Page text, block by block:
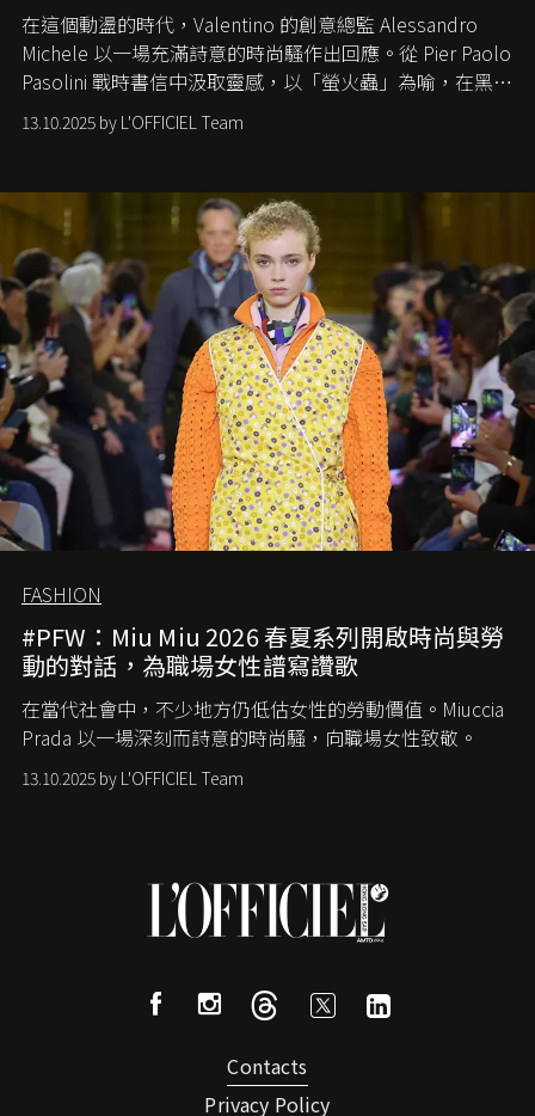
在這個動盪的時代， Valentino 的創意總監 Alessandro
Michele 以一場充滿詩意的時尚騷作出回應。從 Pier Paolo
Pasolini 戰時書信中汲取靈感，以「螢火蟲」為喻，在黑暗
中找尋希望的微光。
13.10.2025 by L'OFFICIEL Team
FASHION
#PFW：Miu Miu 2026 春夏系列開啟時尚與勞
動的對話，為職場女性譜寫讚歌
在當代社會中，不少地方仍低估女性的勞動價值。 Miuccia
Prada 以一場深刻而詩意的時尚騷，向職場女性致敬。
13.10.2025 by L'OFFICIEL Team
Contacts
Privacy Policy